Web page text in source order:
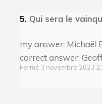
5. Qui sera le
my answer: Michaël
correct answer:
Fermé 3 novembre 2023